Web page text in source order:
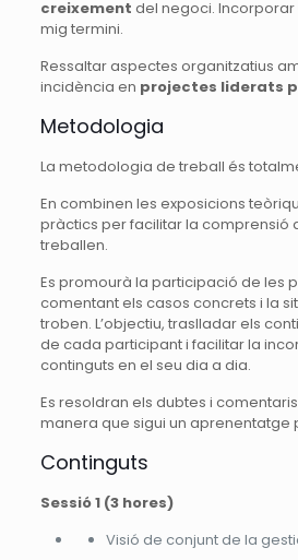
creixement del negoci. Incorporar
mig termini.
Ressaltar aspectes organitzatius
incidència en projectes liderats
Metodologia
La metodologia de treball és
En combinen les exposicions
pràctics per facilitar la comprensió
treballen.
Es promourà la participació de les
comentant els casos concrets i la
troben. L’objectiu, traslladar els
de cada participant i facilitar la
continguts en el seu dia a dia.
Es resoldran els dubtes i
manera que sigui un aprenentatge
Continguts
Sessió 1 (3 hores)
Visió de conjunt de la